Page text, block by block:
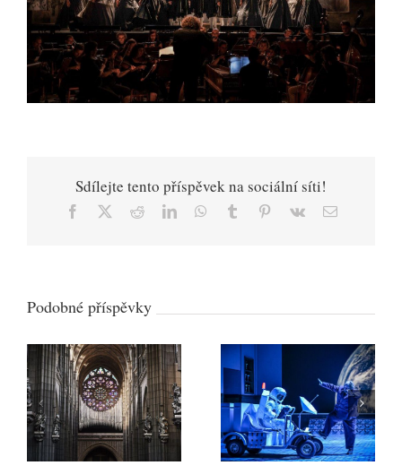
Sdílejte tento příspěvek na sociální síti!
Facebook RedditLinkedInWhatsApp
Tumblr Pinterest
Vk
E-
Podobné příspěvky
Svatovítský
varhanní oktáv:
Praha oslaví nové
varhany
velkolepým
festivalem
Národní divadlo
Brno získalo dvě
světové operní
ceny